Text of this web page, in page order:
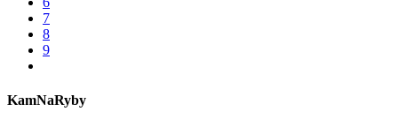
7
8
9
KamNaRyby